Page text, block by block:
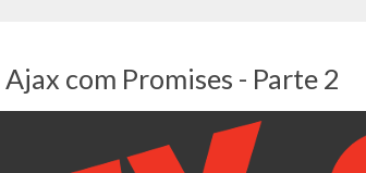
com Promises - Parte 2